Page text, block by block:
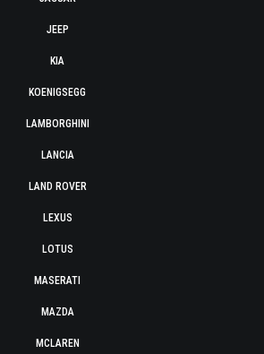
JEEP
KIA
KOENIGSEGG
LAMBORGHINI
LANCIA
LAND ROVER
LEXUS
LOTUS
MASERATI
MAZDA
MCLAREN